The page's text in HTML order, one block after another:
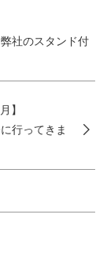
社のスタンド付
】
行ってきま